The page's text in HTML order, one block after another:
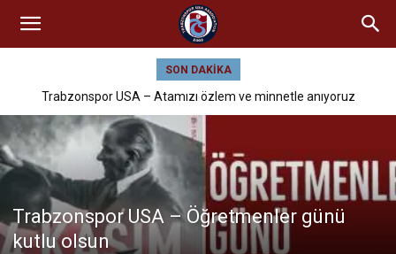
SON DAKIKA
Trabzonspor USA – Atamızı özlem ve minnetle anıyoruz
Trabzonspor USA – Öğretmenler günü
kutlu olsun